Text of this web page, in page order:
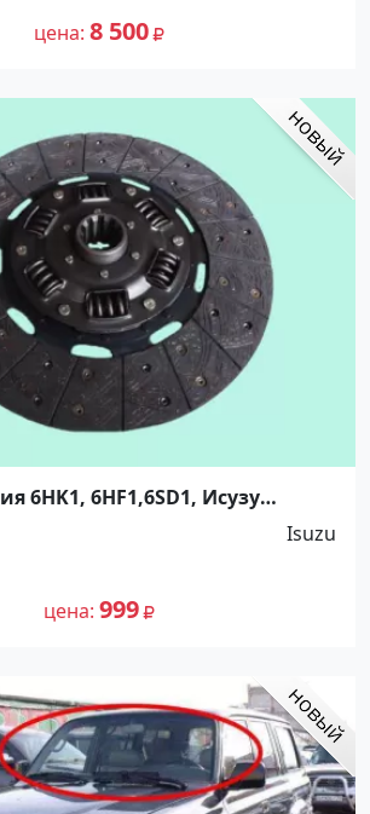
цена 8 500
6HK1, 6HF1,6SD1, Исузу
Распродажа! Краснодар
Isuzu
цена 999